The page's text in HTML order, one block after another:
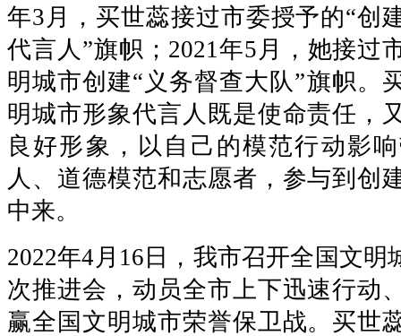
年3月，买世蕊接过市委授予的“创
代言人”旗帜；2021年5月，她接过
明城市创建“义务督查大队”旗帜。
明城市形象代言人既是使命责任，
良好形象，以自己的模范行动影
人、道德模范和志愿者，参与到创
中来。
2022年4月16日，我市召开全国文明
次推进会，动员全市上下迅速行动
赢全国文明城市荣誉保卫战。买世